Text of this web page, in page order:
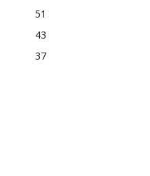
51
43
37